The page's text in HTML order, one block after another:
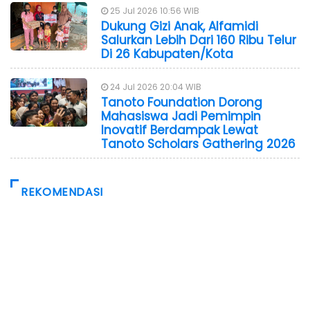
25 Jul 2026 10:56 WIB
Dukung Gizi Anak, Alfamidi
Salurkan Lebih Dari 160 Ribu Telur
Di 26 Kabupaten/Kota
24 Jul 2026 20:04 WIB
Tanoto Foundation Dorong
Mahasiswa Jadi Pemimpin
Inovatif Berdampak Lewat
Tanoto Scholars Gathering 2026
REKOMENDASI